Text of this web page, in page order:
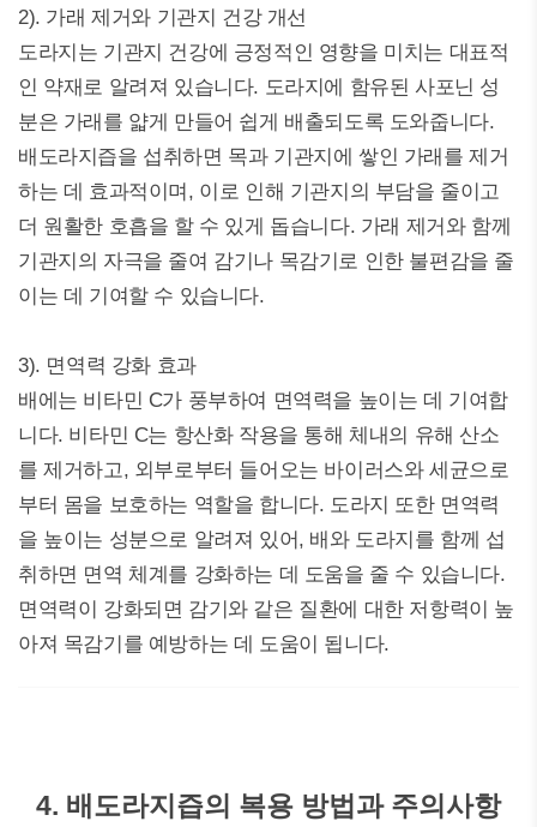
2). 가래 제거와 기관지 건강 개선
도라지는 기관지 건강에 긍정적인 영향을 미치는 대표적
인 약재로 알려져 있습니다. 도라지에 함유된 사포닌 성
분은 가래를 얇게 만들어 쉽게 배출되도록 도와줍니다.
배도라지즙을 섭취하면 목과 기관지에 쌓인 가래를 제거
하는 데 효과적이며, 이로 인해 기관지의 부담을 줄이고
더 원활한 호흡을 할 수 있게 돕습니다. 가래 제거와 함께
기관지의 자극을 줄여 감기나 목감기로 인한 불편감을 줄
이는 데 기여할 수 있습니다.
3). 면역력 강화 효과
배에는 비타민 C가 풍부하여 면역력을 높이는 데 기여합
니다. 비타민 C는 항산화 작용을 통해 체내의 유해 산소
를 제거하고, 외부로부터 들어오는 바이러스와 세균으로
부터 몸을 보호하는 역할을 합니다. 도라지 또한 면역력
을 높이는 성분으로 알려져 있어, 배와 도라지를 함께 섭
취하면 면역 체계를 강화하는 데 도움을 줄 수 있습니다.
면역력이 강화되면 감기와 같은 질환에 대한 저항력이 높
아져 목감기를 예방하는 데 도움이 됩니다.
4. 배도라지즙의 복용 방법과 주의사항